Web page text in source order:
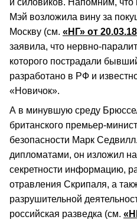
и силовиков. Напомним,
Мэй возложила вину за
Москву (см. «НГ» от 20.03.18
заявила, что нервно-
которого пострадали
разработано в РФ и
«Новичок».
А в минувшую среду
британского премьер-
безопасности Марк
дипломатами, он изложил
секретности информацию,
отравления Скрипаля, а
разрушительной
российская разведка (см.